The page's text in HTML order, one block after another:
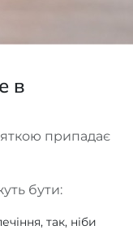
в
припадає
бути:
так, ніби